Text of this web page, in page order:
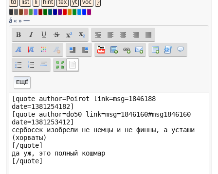
á« »—
ЕЩЁ